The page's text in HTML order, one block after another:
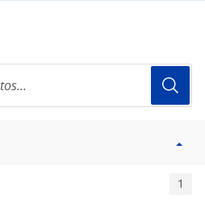
1